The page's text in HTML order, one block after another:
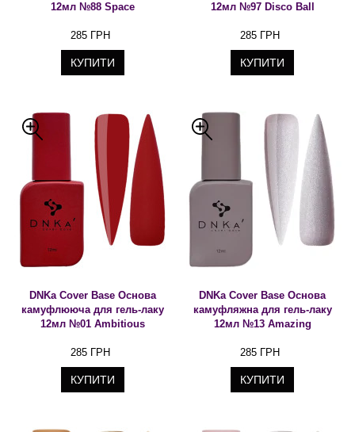
12мл №88 Space
285 ГРН
КУПИТИ
12мл №97 Disco Ball
285 ГРН
КУПИТИ
DNKa Cover Base Основа
камуфлююча для гель-лаку
12мл №01 Ambitious
285 ГРН
КУПИТИ
DNKa Cover Base Основа
камуфляжна для гель-лаку
12мл №13 Amazing
285 ГРН
КУПИТИ